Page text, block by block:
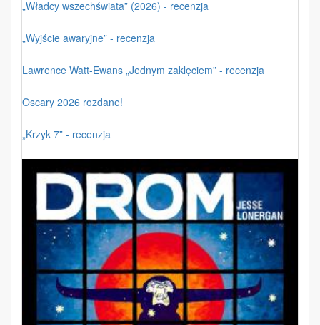
„Władcy wszechświata” (2026) - recenzja
„Wyjście awaryjne” - recenzja
Lawrence Watt-Ewans „Jednym zaklęciem” - recenzja
Oscary 2026 rozdane!
„Krzyk 7” - recenzja